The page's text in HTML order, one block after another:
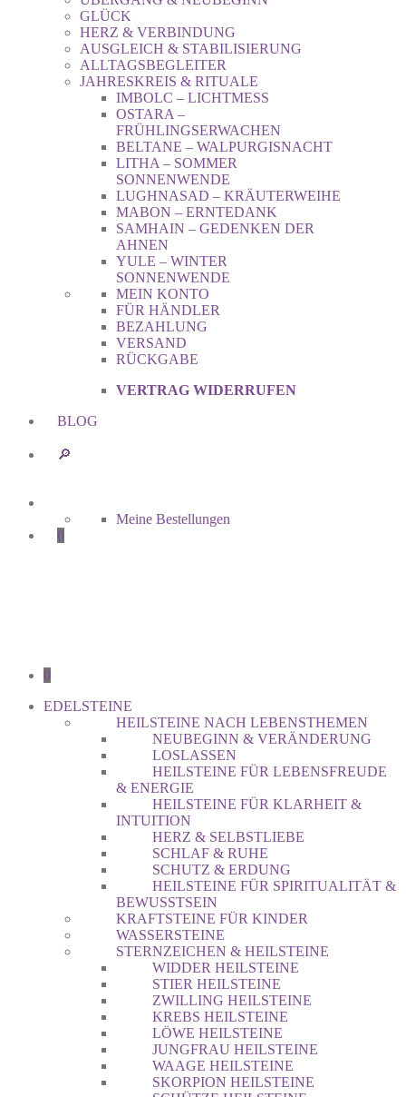
GLÜCK
HERZ & VERBINDUNG
AUSGLEICH & STABILISIERUNG
ALLTAGSBEGLEITER
JAHRESKREIS & RITUALE
IMBOLC – LICHTMESS
OSTARA –
FRÜHLINGSERWACHEN
BELTANE – WALPURGISNACHT
LITHA – SOMMER
SONNENWENDE
LUGHNASAD – KRÄUTERWEIHE
MABON – ERNTEDANK
SAMHAIN – GEDENKEN DER
AHNEN
YULE – WINTER
SONNENWENDE
MEIN KONTO
FÜR HÄNDLER
BEZAHLUNG
VERSAND
RÜCKGABE
VERTRAG WIDERRUFEN
BLOG
🔎︎
Meine Bestellungen
0
0
EDELSTEINE
HEILSTEINE NACH LEBENSTHEMEN
NEUBEGINN & VERÄNDERUNG
LOSLASSEN
HEILSTEINE FÜR LEBENSFREUDE
& ENERGIE
HEILSTEINE FÜR KLARHEIT &
INTUITION
HERZ & SELBSTLIEBE
SCHLAF & RUHE
SCHUTZ & ERDUNG
HEILSTEINE FÜR SPIRITUALITÄT &
BEWUSSTSEIN
KRAFTSTEINE FÜR KINDER
WASSERSTEINE
STERNZEICHEN & HEILSTEINE
WIDDER HEILSTEINE
STIER HEILSTEINE
ZWILLING HEILSTEINE
KREBS HEILSTEINE
LÖWE HEILSTEINE
JUNGFRAU HEILSTEINE
WAAGE HEILSTEINE
SKORPION HEILSTEINE